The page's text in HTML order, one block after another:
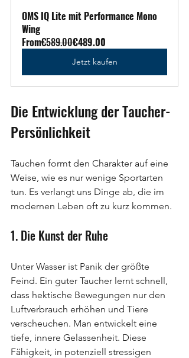
OMS IQ Lite mit Performance Mono
Wing
From€589.00€489.00
Jetzt kaufen
Die Entwicklung der Taucher-
Persönlichkeit
Tauchen formt den Charakter auf eine
Weise, wie es nur wenige Sportarten
tun. Es verlangt uns Dinge ab, die im
modernen Leben oft zu kurz kommen.
1. Die Kunst der Ruhe
Unter Wasser ist Panik der größte
Feind. Ein guter Taucher lernt schnell,
dass hektische Bewegungen nur den
Luftverbrauch erhöhen und Tiere
verscheuchen. Man entwickelt eine
tiefe, innere Gelassenheit. Diese
Fähigkeit, in potenziell stressigen